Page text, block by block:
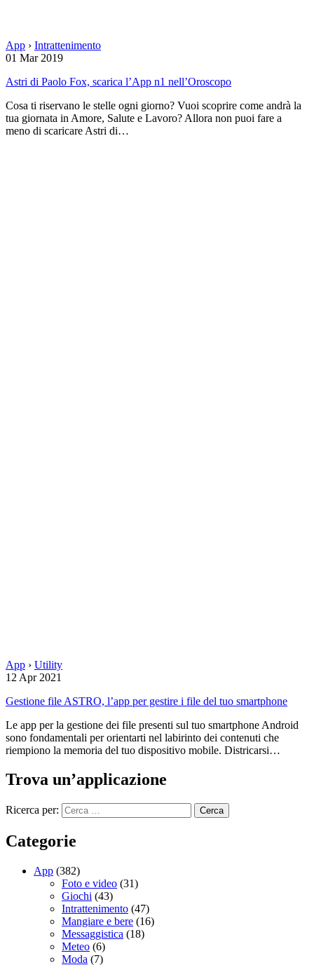
App › Intrattenimento
01 Mar 2019
Astri di Paolo Fox, scarica l’App n1 nell’Oroscopo
Cosa ti riservano le stelle ogni giorno? Vuoi scoprire come andrà la
tua giornata in Amore, Salute e Lavoro? Allora non puoi fare a
meno di scaricare Astri di…
App › Utility
12 Apr 2021
Gestione file ASTRO, l’app per gestire i file del tuo smartphone
Le app per la gestione dei file presenti sul tuo smartphone Android
sono fondamentali per orientarti nel labirinto dei contenuti che
riempiono la memoria del tuo dispositivo mobile. Districarsi…
Trova un’applicazione
Ricerca per:
Categorie
App (382)
Foto e video (31)
Giochi (43)
Intrattenimento (47)
Mangiare e bere (16)
Messaggistica (18)
Meteo (6)
Moda (7)